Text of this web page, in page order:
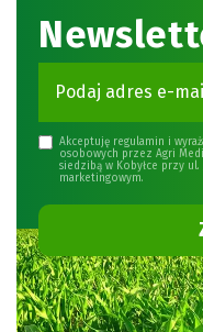
Akceptuję regulamin i
osobowych przez Agri
siedzibą w Kobyłce przy ul.
marketingowym.